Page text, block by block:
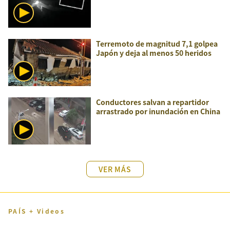
Terremoto de magnitud 7,1 golpea
Japón y deja al menos 50 heridos
Conductores salvan a repartidor
arrastrado por inundación en China
VER MÁS
PAÍS + Videos